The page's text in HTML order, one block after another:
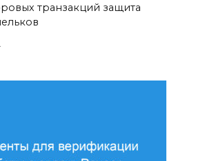
транзакций защита